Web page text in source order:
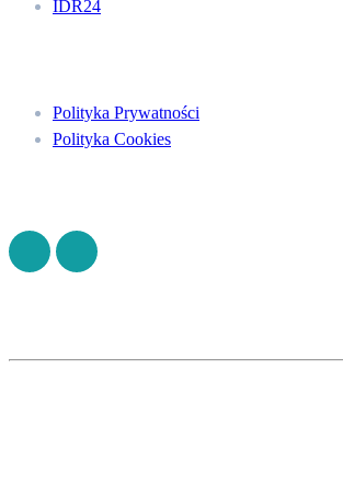
IDR24
Polityka Prywatności
Polityka Cookies